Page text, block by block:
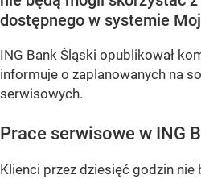
dostępnego w systemie
ING Bank Śląski opublikował
informuje o zaplanowanych na
serwisowych.
Prace serwisowe w ING
Klienci przez dziesięć godzin